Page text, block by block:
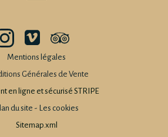
Mentions légales
Générales de Vente
en ligne et sécurisé STRIPE
du site - Les cookies
Sitemap.xml